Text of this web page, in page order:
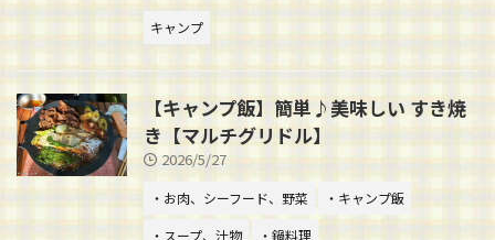
キャンプ
【キャンプ飯】簡単♪美味しい すき焼
き【マルチグリドル】
2026/5/27
・お肉、シーフード、野菜
・キャンプ飯
・スープ、汁物
・鍋料理